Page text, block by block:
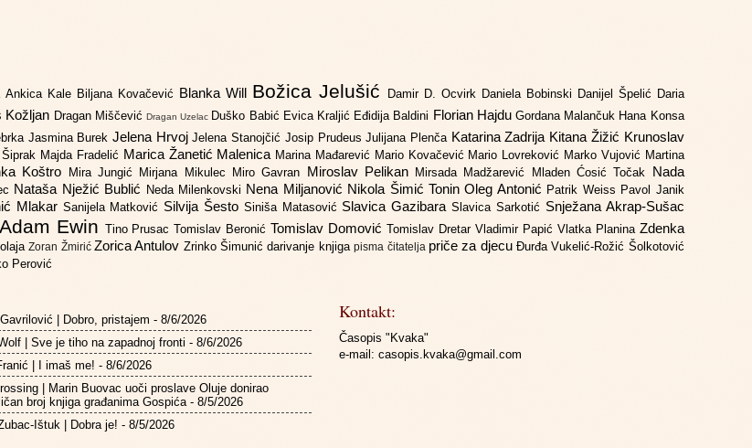
Ankica Kale Biljana Kovačević Blanka Will Božica Jelušić Damir D. Ocvirk Daniela Bobinski Danijel Špelić Daria
Kožljan Dragan MiščevićDragan Uzelac Duško Babić Evica Kraljić Eđidija Baldini Florian Hajdu Gordana Malančuk Hana Konsa
Jasmina BurekJelena HrvojJelena Stanojčić Josip PrudeusJulijana Plenča Katarina Zadrija Kitana Žižić Krunoslav
Šiprak Majda Fradelić Marica Žanetić Malenica Marina Mađarević Mario Kovačević Mario Lovreković Marko Vujović Martina
Koštro Mira Jungić Mirjana Mikulec Miro Gavran Miroslav Pelikan Mirsada Madžarević Mladen Ćosić Točak
Nada
Nataša Nježić Bublić Neda Milenkovski Nena Miljanović Nikola Šimić ToninOleg Antonić Patrik Weiss Pavol Janik
Mlakar Sanijela Matković Silvija Šesto Siniša Matasović Slavica GazibaraSlavica Sarkotić Snježana Akrap-Sušac
Ewin Tino PrusacTomislav Beronić Tomislav DomovićTomislav Dretar Vladimir Papić Vlatka Planina Zdenka
Zoran ŽmirićZorica Antulov Zrinko Šimunićdarivanje knjigapisma čitatelja priče za djecu Đurđa Vukelić-Rožić Šolkotović
Perović
| Dobro, pristajem - 8/6/2026
| Sve je tiho na zapadnoj fronti - 8/6/2026
| I imaš me! - 8/6/2026
| Marin Buovac uoči proslave Oluje donirao
broj knjiga građanima Gospića- 8/5/2026
Ištuk | Dobra je! - 8/5/2026
Kontakt:
Časopis "Kvaka"
e-mail: casopis.kvaka@gmail.com